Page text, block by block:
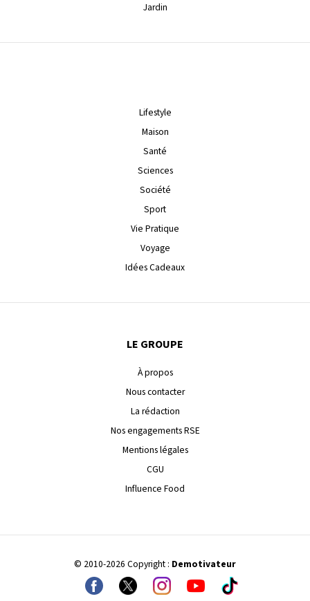
Jardin
Lifestyle
Maison
Santé
Sciences
Société
Sport
Vie Pratique
Voyage
Idées Cadeaux
LE GROUPE
À propos
Nous contacter
La rédaction
Nos engagements RSE
Mentions légales
CGU
Influence Food
© 2010-2026 Copyright : Demotivateur